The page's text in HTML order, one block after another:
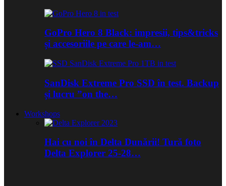
GoPro Hero 8 Black: impresii, tips&tricks
și accesoriile pe care le-am…
SanDisk Extreme Pro SSD în test. Backup
și lucru ”on the…
Workshops
Hai cu noi în Delta Dunării! Tură foto
Delta Explorer 25-28…